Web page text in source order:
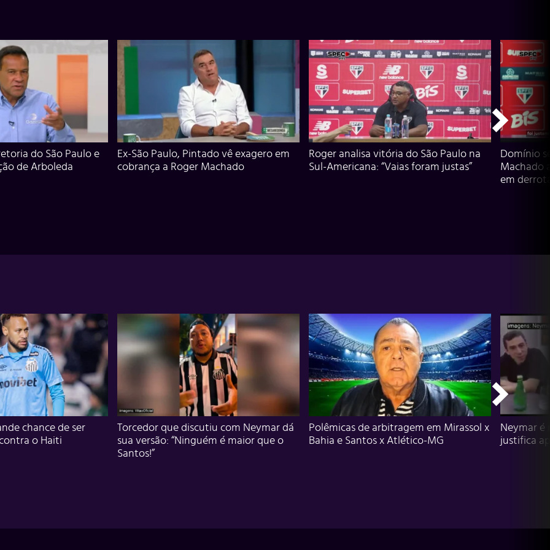
do São Paulo e
de Arboleda
Ex-São Paulo, Pintado vê exagero em
cobrança a Roger Machado
Roger analisa vitória do São Paulo na
Sul-Americana: “Vaias foram justas”
Domínio
Machado
em
chance de ser
o Haiti
Torcedor que discutiu com Neymar dá
sua versão: “Ninguém é maior que o
Santos!”
Polêmicas de arbitragem em Mirassol x
Bahia e Santos x Atlético-MG
Neymar é
justifica